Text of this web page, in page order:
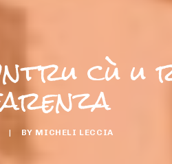
cù
| BY MICHELI LECCIA